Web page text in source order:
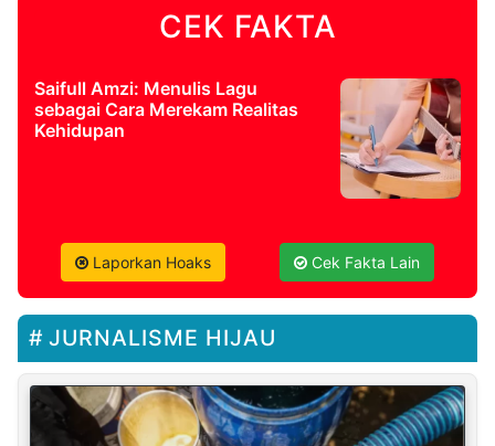
CEK FAKTA
Saifull Amzi: Menulis Lagu
sebagai Cara Merekam Realitas
Kehidupan
Laporkan Hoaks Cek Fakta Lain
JURNALISME HIJAU